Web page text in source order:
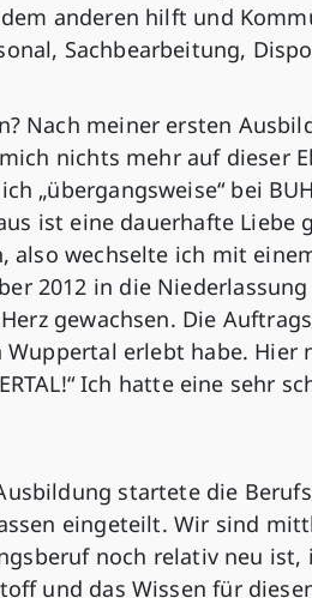
anderen hilft und
Sachbearbeitung,
Nach meiner ersten
nichts mehr auf dieser
„übergangsweise“ bei
ist eine dauerhafte Liebe
also wechselte ich mit
2012 in die
gewachsen. Die
erlebt habe.
Ich hatte eine sehr
startete die
eingeteilt. Wir sind
noch relativ neu ist,
und das Wissen für